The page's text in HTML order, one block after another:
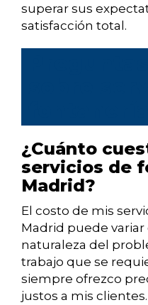
superar sus
satisfacción total.
¿Cuánto
servicios de
Madrid?
El costo de mis
Madrid puede
naturaleza del
trabajo que se
siempre ofrezco
justos a mis